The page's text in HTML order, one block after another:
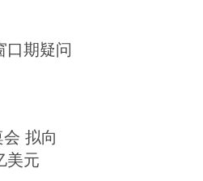
口期疑问
拟向
美元